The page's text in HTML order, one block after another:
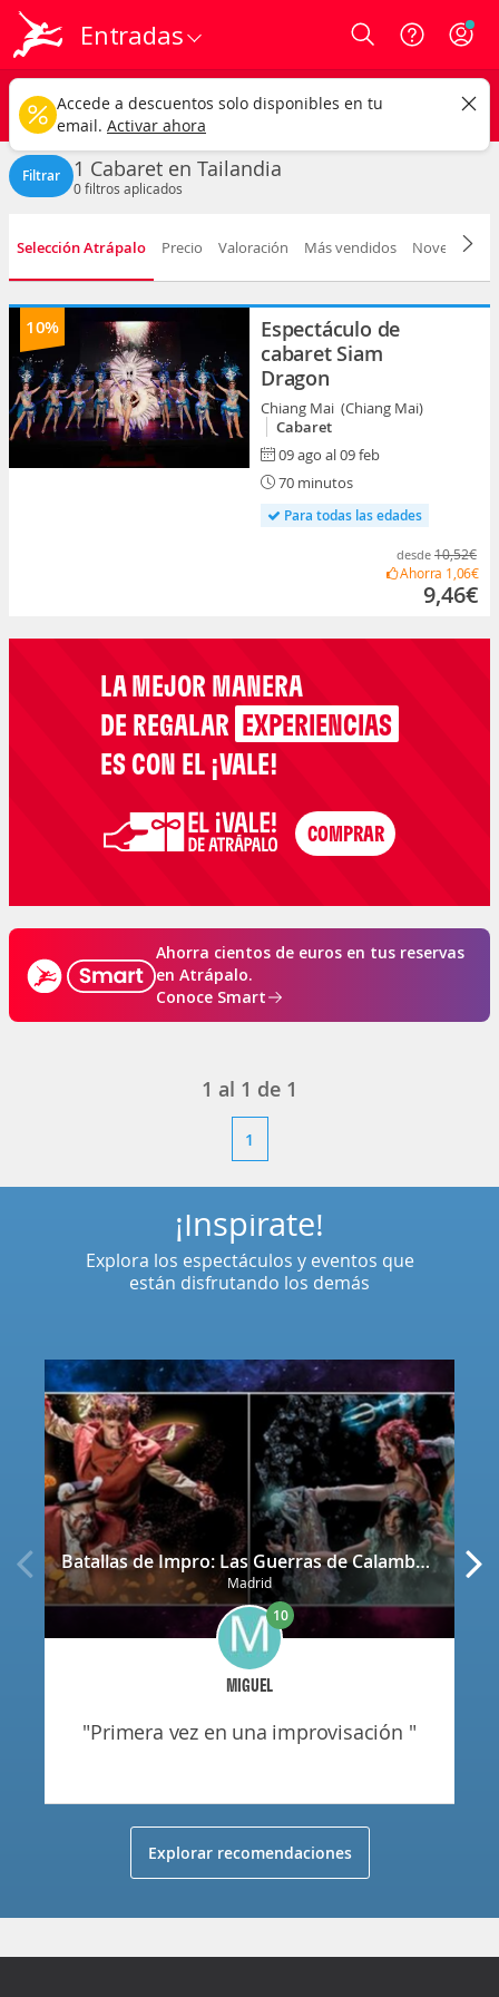
Entradas Login
Tailandia
Cabaret Cualquier fecha
CAMBIAR
Filtrar 1 Cabaret en Tailandia
0filtros aplicados
Selección Atrápalo Precio Valoración Más vendidos Novedad
10%
Espectáculo de
cabaret Siam
Dragon
Chiang Mai (Chiang Mai)
Cabaret
09 ago al 09 feb
70 minutos
Para todas las edades
desde 10,52€
Ahorra 1,06€
9,46€
LA MEJOR MANERA
DE REGALAR EXPERIENCIAS
ES CON EL ¡VALE!
Ahorra cientos de euros en tus reservas
en Atrápalo.
Conoce Smart
1 al 1 de 1
1
Batallas de Impro: Las Guerras de Calamburia
Madrid
MIGUEL
10
"primera vez en una improvisación "
¡Inspírate!
Explora los espectáculos y eventos que
están disfrutando los demás
Explorar recomendaciones
Accede a descuentos solo disponibles en tu
email. Activar ahora